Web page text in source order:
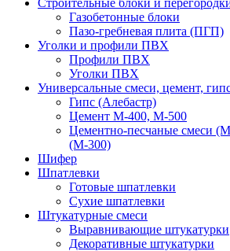
Строительные блоки и
Газобетонные блоки
Пазо-гребневая плита (ПГП)
Уголки и профили ПВХ
Профили ПВХ
Уголки ПВХ
Универсальные смеси, цемент,
Гипс (Алебастр)
Цемент М-400, М-500
Цементно-песчаные смеси
(М-300)
Шифер
Шпатлевки
Готовые шпатлевки
Сухие шпатлевки
Штукатурные смеси
Выравнивающие штукатурки
Декоративные штукатурки